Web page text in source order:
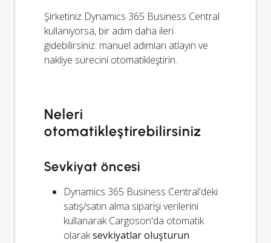
Şirketiniz Dynamics 365 Business Central
kullanıyorsa, bir adım daha ileri
gidebilirsiniz: manuel adımları atlayın ve
nakliye sürecini otomatikleştirin.
Neleri
otomatikleştirebilirsiniz
Sevkiyat öncesi
Dynamics 365 Business Central'deki
satış/satın alma siparişi verilerini
kullanarak Cargoson'da otomatik
olaraksevkiyatlar oluşturun